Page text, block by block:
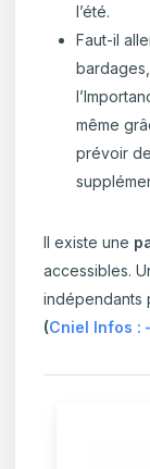
l’été.
Faut-il
même
prévoir
Il existe une
accessibles.
indépendants
(Cniel Infos :